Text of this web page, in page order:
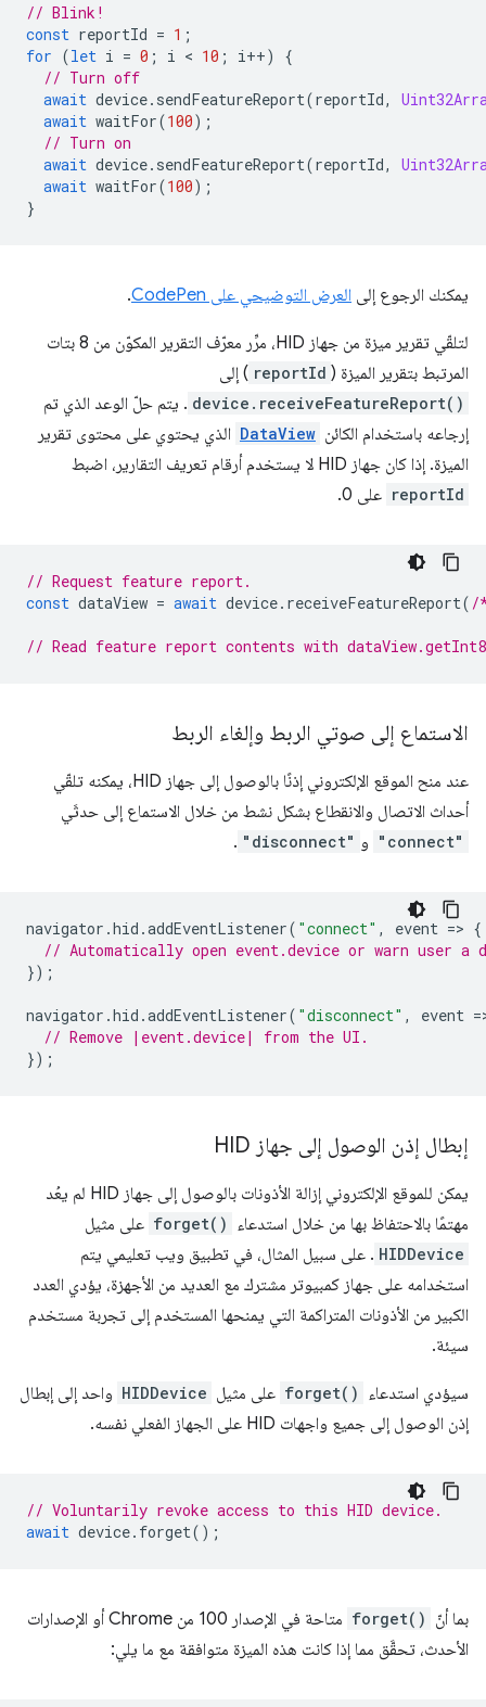
// Blink!
const reportId = 1 ;
for (let i = 0 ; i < 10 ; i++)
{
// Turn off
await device. sendFeatureReport(reportId,
await waitFor(100);
// Turn on
await device. sendFeatureReport(reportId,
await waitFor(100);
}
يمكنك الرجوع إلى العرض التوضيحي على CodePen .
لتلقّي تقرير ميزة من جهاز HID، مرِّر معرّف التقرير المكوّن من 8 بتات
المرتبط بتقرير الميزة ( reportId ) إلى
device.receiveFeatureReport() . يتم حلّ الوعد الذي تم
إرجاعه باستخدام الكائن DataView الذي يحتوي على محتوى تقرير
الميزة. إذا كان جهاز HID لا يستخدم أرقام تعريف التقارير، اضبط
reportId على 0.
// Request feature report.
const dataView = await device. receiveFeatureReport( /
// Read feature report contents with
الاستماع إلى صوتي الربط وإلغاء الربط
عند منح الموقع الإلكتروني إذنًا بالوصول إلى جهاز HID، يمكنه تلقّي
أحداث الاتصال والانقطاع بشكل نشط من خلال الاستماع إلى حدثَي
"connect" و "disconnect"
.
navigator .hid .addEventListener( "connect" , event => {
// Automatically open event.device or warn user
});
navigator .hid .addEventListener( "disconnect" , event =
// Remove |event.device| from the UI.
});
إبطال إذن الوصول إلى جهاز HID
يمكن للموقع الإلكتروني إزالة الأذونات بالوصول إلى جهاز HID لم يعُد
مهتمًا بالاحتفاظ بها من خلال استدعاء
forget() على مثيل
HIDDevice . على سبيل المثال، في تطبيق ويب تعليمي يتم
استخدامه على جهاز كمبيوتر مشترك مع العديد من الأجهزة، يؤدي العدد
الكبير من الأذونات المتراكمة التي يمنحها المستخدم إلى تجربة مستخدم
سيئة.
سيؤدي استدعاء forget() على مثيل HIDDevice واحد إلى إبطال
إذن الوصول إلى جميع واجهات HID على الجهاز الفعلي نفسه.
// Voluntarily revoke access to this HID device.
await device. forget();
بما أنّ forget()
متاحة في الإصدار 100 من Chrome أو الإصدارات
الأحدث، تحقَّق مما إذا كانت هذه الميزة متوافقة مع ما يلي: